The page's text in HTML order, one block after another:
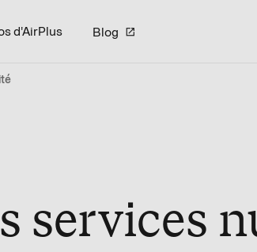
d'AirPlus Blog
services